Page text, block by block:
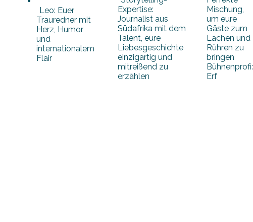
Leo: Euer
Trauredner mit
Herz, Humor
und
internationalem
Flair
Expertise:
Journalist aus
Südafrika mit dem
Talent, eure
Liebesgeschichte
einzigartig und
mitreißend zu
erzählen
Mischung,
um eure
Gäste zum
Lachen und
Rühren zu
bringen
Bühnenprofi:
Erf